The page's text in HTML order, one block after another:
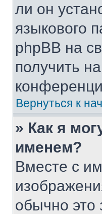
ли он
языкового
phpBB на
получить
Вернуться к
» Как я
именем?
Вместе с
обычно это